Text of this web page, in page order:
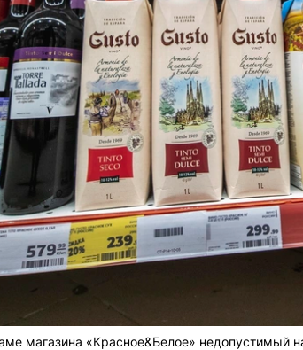
магазина «Красное&Белое» недопустимый